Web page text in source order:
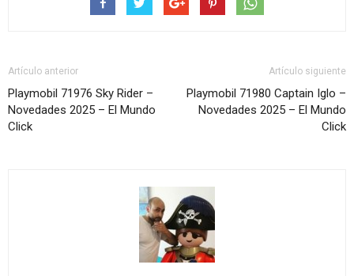
Artículo anterior
Playmobil 71976 Sky Rider –
Novedades 2025 – El Mundo
Click
Artículo siguiente
Playmobil 71980 Captain Iglo –
Novedades 2025 – El Mundo
Click